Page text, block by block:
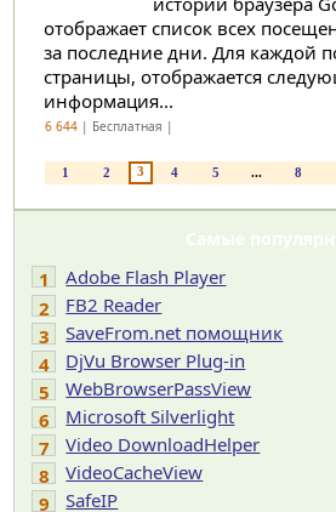
отображает список всех
за последние дни. Для каждой
страницы, отображается
информация...
6 644| Бесплатная |
1 2 3 4 5 ... 8
Самые
1
Adobe Flash Player
2
FB2 Reader
3
SaveFrom.net помощник
4
DjVu Browser Plug-in
5
WebBrowserPassView
6
Microsoft Silverlight
7
Video DownloadHelper
8
VideoCacheView
9
SafeIP